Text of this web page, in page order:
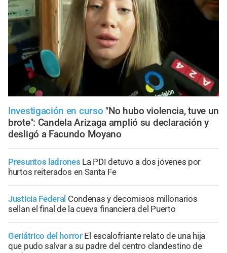
Investigación en curso "No hubo violencia, tuve un
brote": Candela Arizaga amplió su declaración y
desligó a Facundo Moyano
Presuntos ladrones La PDI detuvo a dos jóvenes por
hurtos reiterados en Santa Fe
Justicia Federal Condenas y decomisos millonarios
sellan el final de la cueva financiera del Puerto
Geriátrico del horror El escalofriante relato de una hija
que pudo salvar a su padre del centro clandestino de